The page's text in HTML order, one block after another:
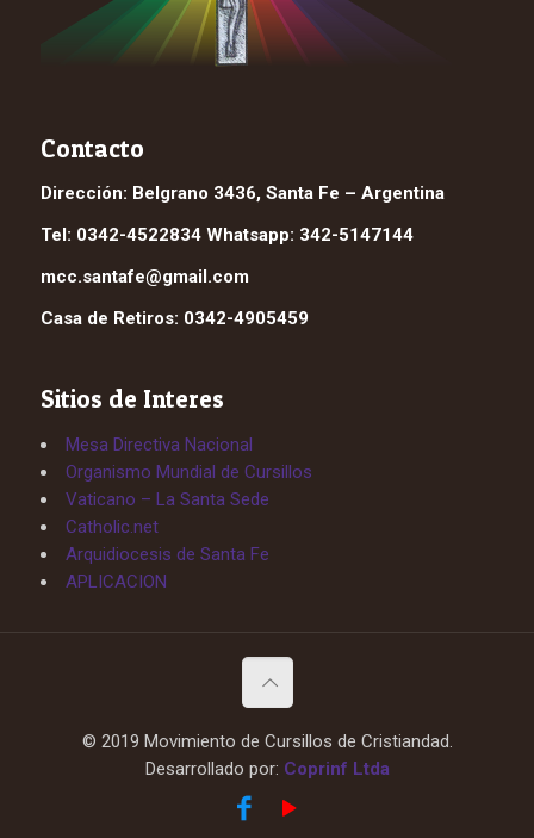
Contacto
Dirección: Belgrano 3436, Santa Fe – Argentina
Tel: 0342-4522834 Whatsapp: 342-5147144
mcc.santafe@gmail.com
Casa de Retiros: 0342-4905459
Sitios de Interes
Mesa Directiva Nacional
Organismo Mundial de Cursillos
Vaticano – La Santa Sede
Catholic.net
Arquidiocesis de Santa Fe
APLICACION
© 2019 Movimiento de Cursillos de Cristiandad.
Desarrollado por: Coprinf Ltda